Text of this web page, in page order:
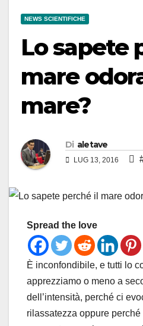
NEWS SCIENTIFICHE
Lo sapete
mare
mare?
Di aletave
LUG 13, 2016
Spread the love
È inconfondibile, e tutti lo
apprezziamo o meno a
dell’intensità, perché ci
rilassatezza oppure